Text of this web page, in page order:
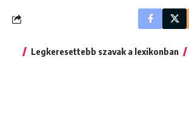
Legkeresettebb szavak a lexikonban